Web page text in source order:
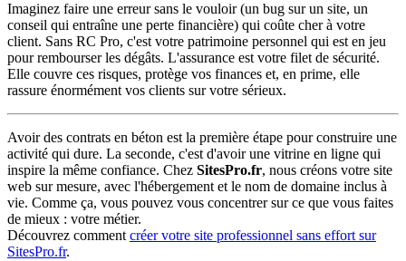
Imaginez faire une erreur sans le vouloir (un bug sur un site, un
conseil qui entraîne une perte financière) qui coûte cher à votre
client. Sans RC Pro, c'est votre patrimoine personnel qui est en jeu
pour rembourser les dégâts. L'assurance est votre filet de sécurité.
Elle couvre ces risques, protège vos finances et, en prime, elle
rassure énormément vos clients sur votre sérieux.
Avoir des contrats en béton est la première étape pour construire une
activité qui dure. La seconde, c'est d'avoir une vitrine en ligne qui
inspire la même confiance. Chez SitesPro.fr, nous créons votre site
web sur mesure, avec l'hébergement et le nom de domaine inclus à
vie. Comme ça, vous pouvez vous concentrer sur ce que vous faites
de mieux : votre métier.
Découvrez comment créer votre site professionnel sans effort sur
SitesPro.fr.